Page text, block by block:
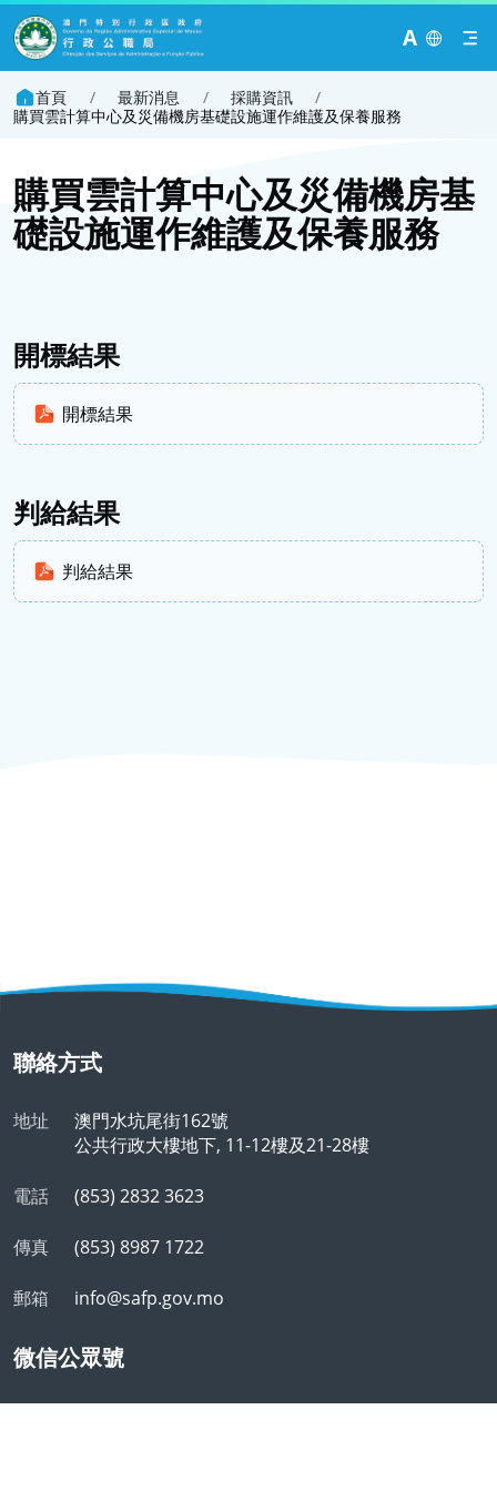
A
首頁 / 最新消息 / 採購資訊
/
購買雲計算中心及災備機房基礎設施運作維護及保養服務
購買雲計算中心及災備機房基
礎設施運作維護及保養服務
開標結果
開標結果
判給結果
判給結果
聯絡方式
地址
澳門水坑尾街162號
公共行政大樓地下, 11-12樓及21-28樓
電話 (853) 2832 3623
傳真 (853) 8987 1722
郵箱 info@safp.gov.mo
微信公眾號